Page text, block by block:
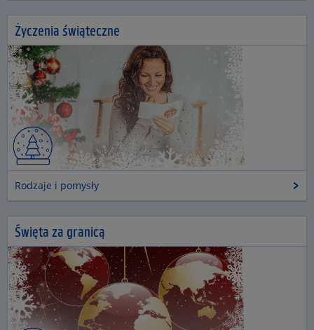
Życzenia świąteczne
Rodzaje i pomysły
Święta za granicą